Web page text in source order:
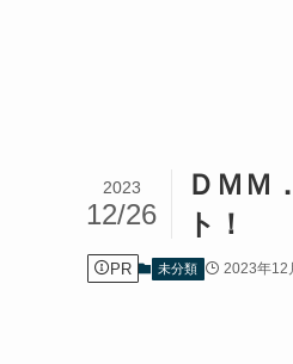
ＤＭＭ
ト！
2023
12/26
PR 未分類 2023年12